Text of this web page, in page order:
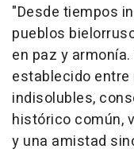
"Desde tiempos
pueblos
en paz y
establecido
indisolubles,
histórico común,
y una amistad